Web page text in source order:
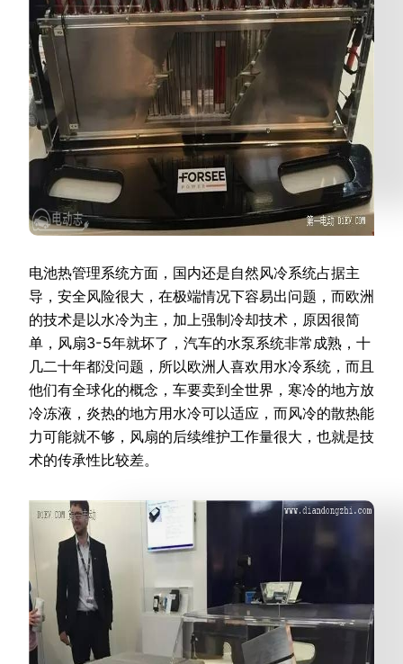
电池热管理系统方面，国内还是自然风冷系统占据主
导，安全风险很大，在极端情况下容易出问题，而欧洲
的技术是以水冷为主，加上强制冷却技术，原因很简
单，风扇3-5年就坏了，汽车的水泵系统非常成熟，十
几二十年都没问题，所以欧洲人喜欢用水冷系统，而且
他们有全球化的概念，车要卖到全世界，寒冷的地方放
冷冻液，炎热的地方用水冷可以适应，而风冷的散热能
力可能就不够，风扇的后续维护工作量很大，也就是技
术的传承性比较差。